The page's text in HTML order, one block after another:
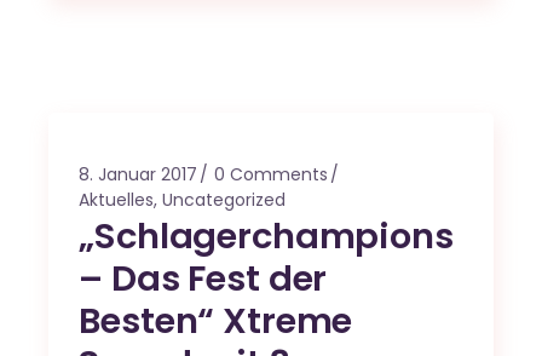
8. Januar 2017
0 Comments
Aktuelles,Uncategorized
„Schlagerchampions
– Das Fest der
Besten“ Xtreme